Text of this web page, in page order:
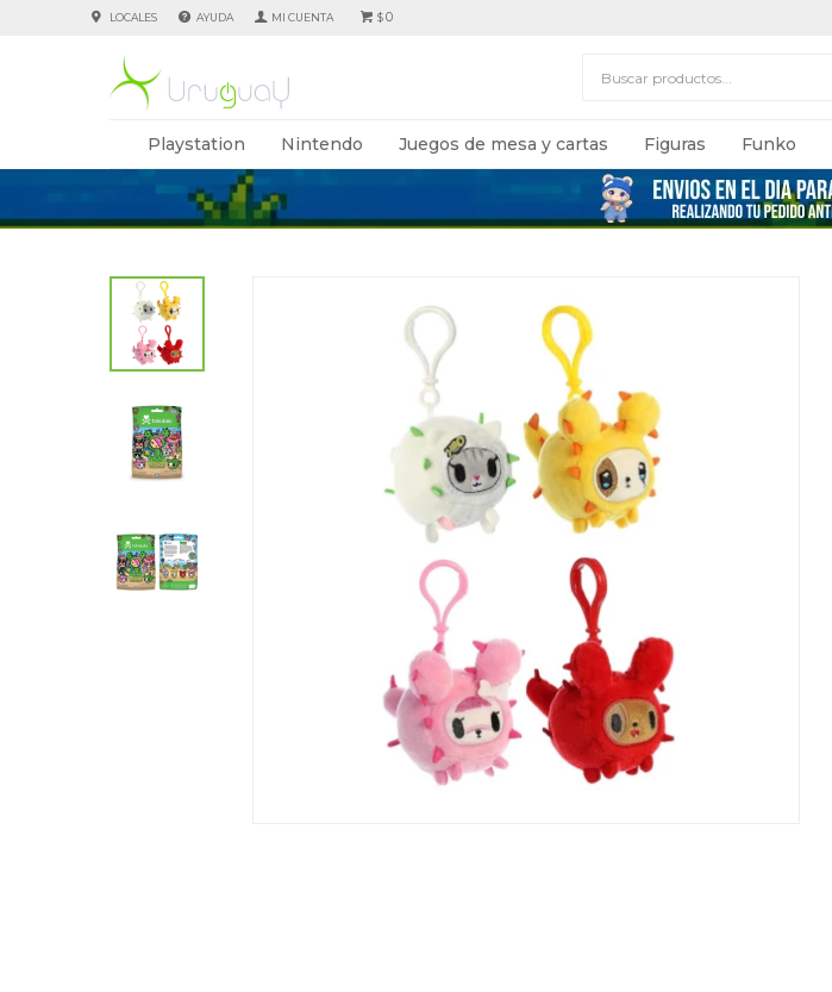
Playstation Nintendo Juegos de mesa y cartas Figuras Funko
$0
LOCALES AYUDA